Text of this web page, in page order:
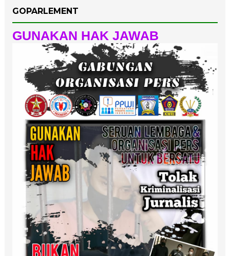
GOPARLEMENT
GUNAKAN HAK JAWAB